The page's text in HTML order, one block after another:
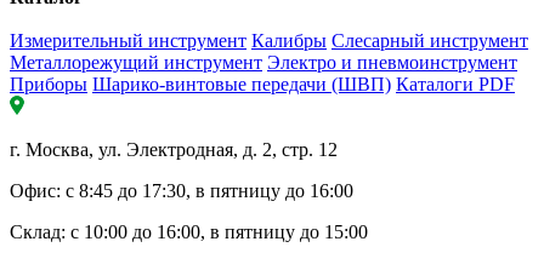
Измерительный инструмент Калибры Слесарный инструмент
Металлорежущий инструмент Электро и пневмоинструмент
Приборы Шарико-винтовые передачи (ШВП) Каталоги PDF
г. Москва, ул. Электродная, д. 2, стр. 12
Офис: с 8:45 до 17:30, в пятницу до 16:00
Склад: с 10:00 до 16:00, в пятницу до 15:00